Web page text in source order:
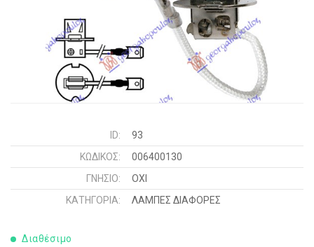
ID:
93
ΚΩΔΙΚΌΣ:
006400130
ΓΝΉΣΙΟ:
ΟΧΙ
ΚΑΤΗΓΟΡΊΑ:
ΛΑΜΠΕΣ ΔΙΑΦΟΡΕΣ
Διαθέσιμο